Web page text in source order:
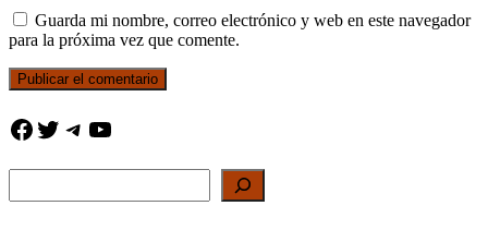
Guarda mi nombre, correo electrónico y web en este navegador
para la próxima vez que comente.
Facebook
Twitter
Telegram
YouTube